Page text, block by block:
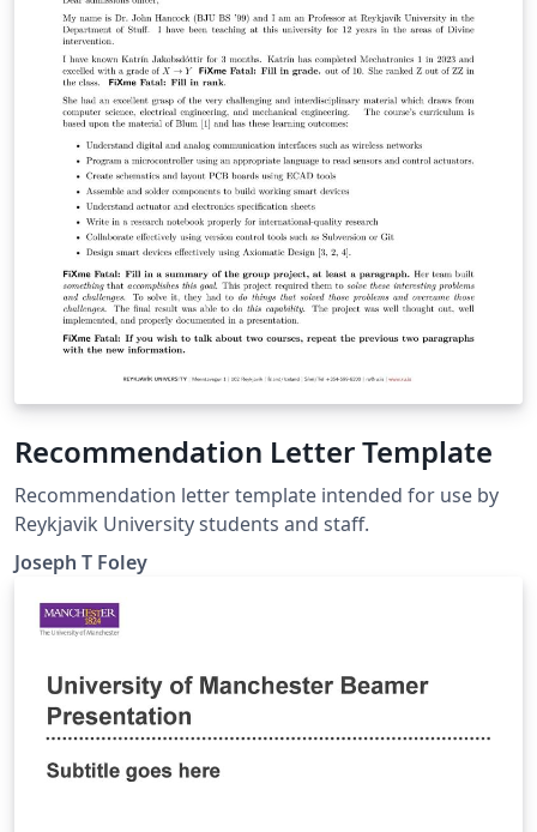
Recommendation Letter Template
Recommendation letter template intended for use by
Reykjavik University students and staff.
Joseph T Foley